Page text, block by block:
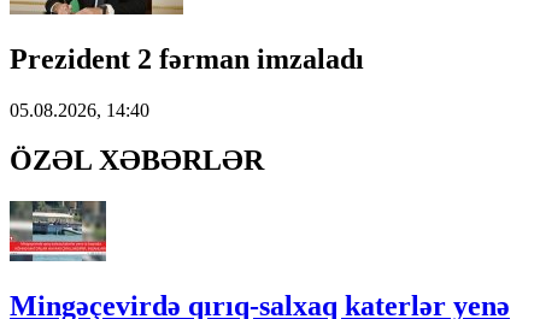
Prezident 2 fərman imzaladı
05.08.2026, 14:40
ÖZƏL XƏBƏRLƏR
Mingəçevirdə qırıq-salxaq katerlər yenə